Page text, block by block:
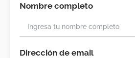
Nombre completo
Dirección de email